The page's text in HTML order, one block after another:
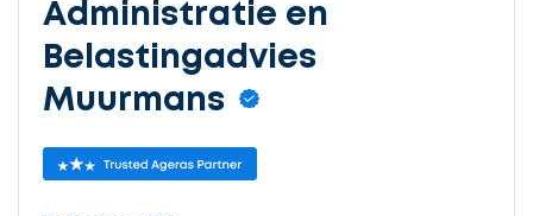
Administratie en
Belastingadvies
Muurmans